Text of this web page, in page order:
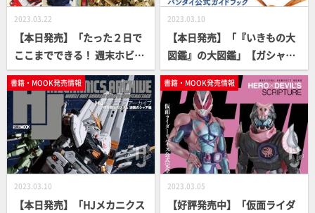
2023.03.22
【本日発売】「たった２日で
ここまでできる！ 週末ホビー
ライフ」【桜井信之】
2023.03.10
【本日発売】「『いきもの大
図鑑』の大図鑑」【ガシャポ
ン】
書籍・MOOK発売情報
2023.03.10
【本日発売】「HJメカニクス
書籍・MOOK発売情報
2023.03.05
【好評発売中】「仮面ライダ